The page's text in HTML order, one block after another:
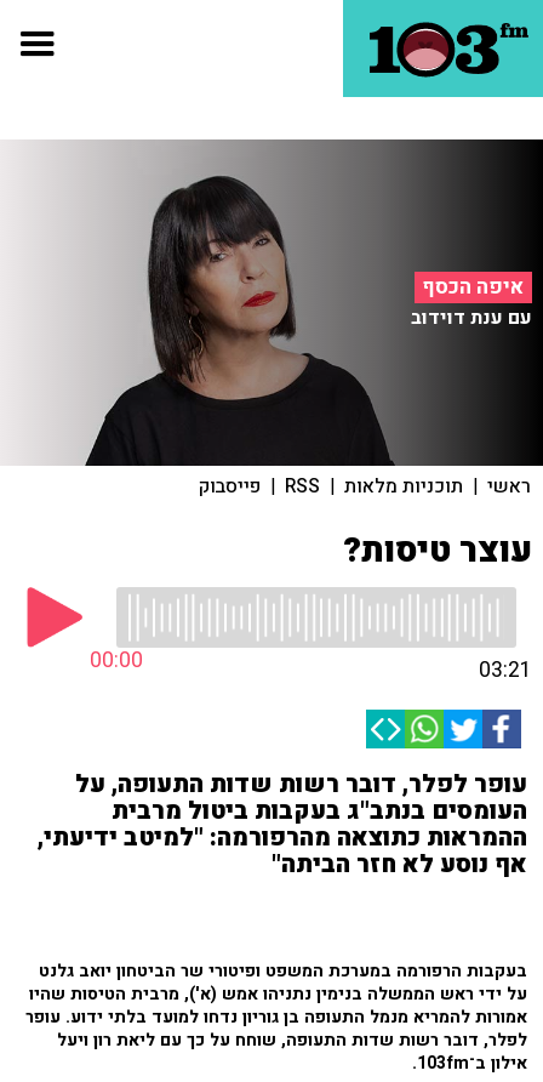
איפה הכסף
עם ענת דוידוב
ראשי | תוכניות מלאות |
RSS
| פייסבוק
עוצר טיסות?
00:00 03:21
עופר לפלר, דובר רשות שדות התעופה, על
העומסים בנתב"ג בעקבות ביטול מרבית
ההמראות כתוצאה מהרפורמה: "למיטב ידיעתי,
אף נוסע לא חזר הביתה"
בעקבות הרפורמה במערכת המשפט ופיטורי שר הביטחון יואב גלנט
על ידי ראש הממשלה בנימין נתניהו אמש (א'), מרבית הטיסות שהיו
אמורות להמריא מנמל התעופה בן גוריון נדחו למועד בלתי ידוע. עופר
לפלר, דובר רשות שדות התעופה, שוחח על כך עם ליאת רון ויעל
אילון ב־103fm.